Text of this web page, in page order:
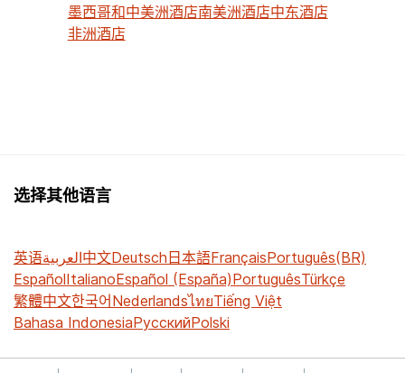
墨西哥和中美洲酒店南美洲酒店中东酒店
非洲酒店
选择其他语言
英语العربية中文Deutsch日本語FrançaisPortuguês(BR)
EspañolItalianoEspañol (España)PortuguêsTürkçe
繁體中文한국어NederlandsไทยTiếng Việt
Bahasa IndonesiaРусскийPolski